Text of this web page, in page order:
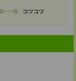
コツコツ